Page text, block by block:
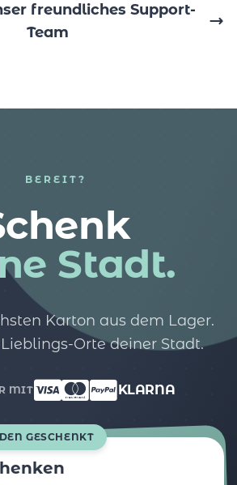
freundliches Support-
Team
BEREIT?
Stadt.
Karton aus dem Lager.
Orte deiner Stadt.
MIT KLARNA
GESCHENKT